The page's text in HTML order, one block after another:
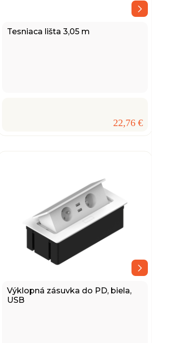
Tesniaca lišta 3,05 m
22,76 €
Výklopná zásuvka do PD, biela,
USB